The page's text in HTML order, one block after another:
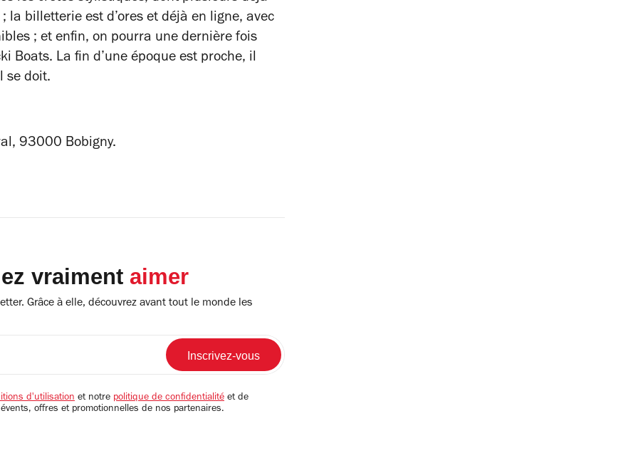
billetterie est d’ores et déjà en ligne, avec
; et enfin, on pourra une dernière fois
Boats. La fin d’une époque est proche, il
se doit.
93000 Bobigny.
vraiment aimer
Grâce à elle, découvrez avant tout le monde les
d'utilisation et notre politique de confidentialité et de
offres et promotionnelles de nos partenaires.